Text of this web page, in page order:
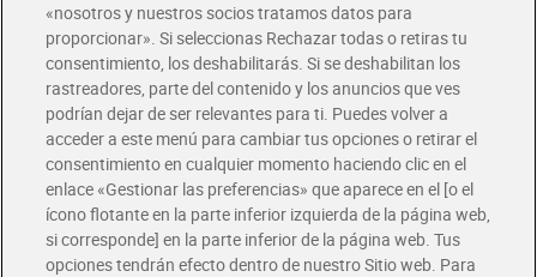
Glovo y Uber Eats
Solicita tu factura de Glovo o Uber Eats
Únete al CLUB Dia
Disfruta las ventajas y ofertas exclusivas.
Descárgate la APP Dia
Folletos y Tiendas
Descubre las mejores ofertas y busca tu tienda más cercana
«nosotros y nuestros socios tratamos datos para
proporcionar». Si seleccionas Rechazar todas o retiras tu
consentimiento, los deshabilitarás. Si se deshabilitan los
rastreadores, parte del contenido y los anuncios que ves
podrían dejar de ser relevantes para ti. Puedes volver a
acceder a este menú para cambiar tus opciones o retirar el
consentimiento en cualquier momento haciendo clic en el
enlace «Gestionar las preferencias» que aparece en el [o el
ícono flotante en la parte inferior izquierda de la página web,
si corresponde] en la parte inferior de la página web. Tus
opciones tendrán efecto dentro de nuestro Sitio web. Para